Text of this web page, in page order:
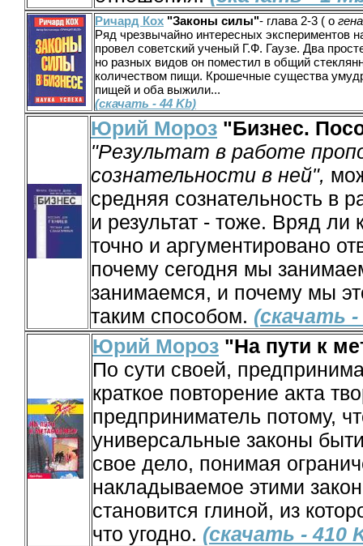
Ричард Кох "Законы силы"- глава 2-3 ( о
Ряд чрезвычайно интересных экспериментов
провел советский ученый Г.Ф. Гаузе. Два
но разных видов он поместил в общий
количеством пищи. Крошечные существа
пищей и оба выжили...
(скачать - 44 Kb)
Юрий Мороз "Бизнес.
"Результат в работе
сознательности в ней",
средняя сознательность в
и результат - тоже. Вряд ли
точно и аргументировано
почему сегодня мы
занимаемся, и почему мы
таким способом. (скачать -
Юрий Мороз "На пути к
По сути своей,
краткое повторение акта
предприниматель потому,
универсальные законы
свое дело, понимая
накладываемое этими
становится глиной, из
что угодно. (скачать - 410